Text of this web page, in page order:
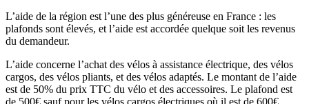
L’aide de la région est l’une des plus généreuse en France : les
plafonds sont élevés, et l’aide est accordée quelque soit les revenus
du demandeur.
L’aide concerne l’achat des vélos à assistance électrique, des vélos
cargos, des vélos pliants, et des vélos adaptés. Le montant de l’aide
est de 50% du prix TTC du vélo et des accessoires. Le plafond est
de 500€ sauf pour les vélos cargos électriques où il est de 600€.